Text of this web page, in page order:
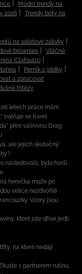
Módní trendy na
2026
Trendy boty na
na salátové zálivky
brownies
Vláčné
(Clafoutis)
Perník s jablky
a zpracovat
fritézy
letech práce mám
svěřuje se Karel
přes vášnivou Drag
ale jejich skutečný
následovalo, bylo horší
herečka muže po
velice nezdvořilé
Vzory jsou
které jste dříve jedli
na které nedají
s partnerem rutinu,